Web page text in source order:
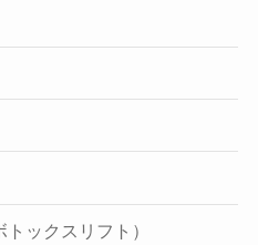
ックスリフト）